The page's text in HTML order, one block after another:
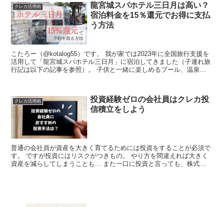
クレカ活用術
龍宮城スパホテル三日月は高い？
宿泊料金を15％還元でお得に支払
う方法
こたろー（@kotalog55）です。 我が家では2023年に全国旅行支援を
活用して「龍宮城スパホテル三日月」に宿泊してきました（子連れ旅
行記は以下の記事を参照）。 子供と一緒に楽しめるプール、温泉
クレカ活用術
投資経験ゼロの会社員はクレカ投
信積立をしよう
普通の会社員が資産を大きく育てるためには投資をすることが必須で
す。 ですが投資にはリスクがつきもの。 やり方を間違えれば大きく
資産を減らしてしまうことも… また一口に投資と言っても、株式投